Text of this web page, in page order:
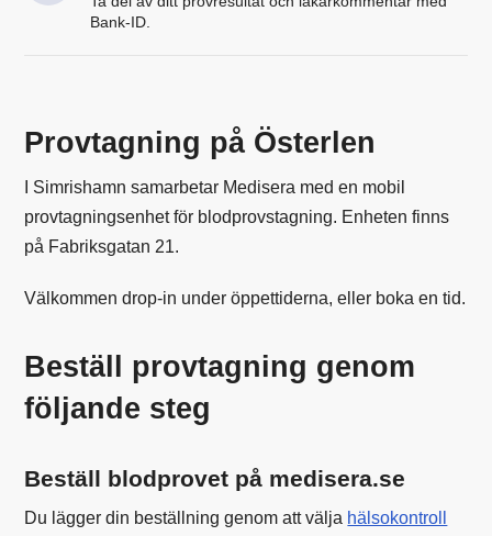
Bank-ID.
Provtagning på Österlen
I Simrishamn samarbetar Medisera med en mobil
provtagningsenhet för blodprovstagning. Enheten finns
på Fabriksgatan 21.
Välkommen drop-in under öppettiderna, eller boka en tid.
Beställ provtagning genom
följande steg
Beställ blodprovet på medisera.se
Du lägger din beställning genom att välja hälsokontroll